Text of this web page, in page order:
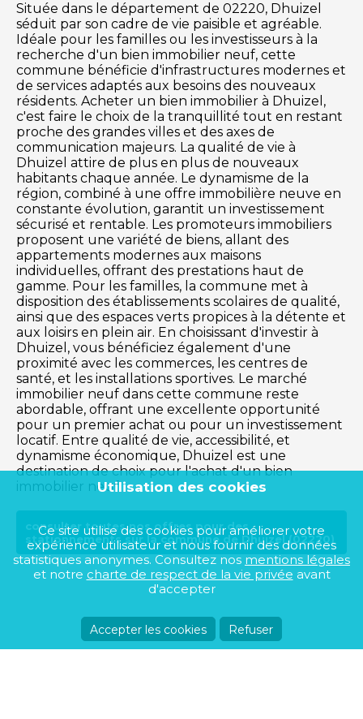
Située dans le département de 02220, Dhuizel
séduit par son cadre de vie paisible et agréable.
Idéale pour les familles ou les investisseurs à la
recherche d'un bien immobilier neuf, cette
commune bénéficie d'infrastructures modernes et
de services adaptés aux besoins des nouveaux
résidents. Acheter un bien immobilier à Dhuizel,
c'est faire le choix de la tranquillité tout en restant
proche des grandes villes et des axes de
communication majeurs. La qualité de vie à
Dhuizel attire de plus en plus de nouveaux
habitants chaque année. Le dynamisme de la
région, combiné à une offre immobilière neuve en
constante évolution, garantit un investissement
sécurisé et rentable. Les promoteurs immobiliers
proposent une variété de biens, allant des
appartements modernes aux maisons
individuelles, offrant des prestations haut de
gamme. Pour les familles, la commune met à
disposition des établissements scolaires de qualité,
ainsi que des espaces verts propices à la détente et
aux loisirs en plein air. En choisissant d'investir à
Dhuizel, vous bénéficiez également d'une
proximité avec les commerces, les centres de
santé, et les installations sportives. Le marché
immobilier neuf dans cette commune reste
abordable, offrant une excellente opportunité
pour un premier achat ou pour un investissement
locatif. Entre qualité de vie, accessibilité, et
dynamisme économique, Dhuizel est une
destination de choix pour l'achat d'un bien
immobilier neuf.
consulter toutes nos offres pour des
stationnements sur la commune de Dhuizel (02220)
Utilisation des cookies
Ce site utilise des cookies pour améliorer votre
expérience utilisateur et nous fournir des données
statistiques anonymes. Consultez nosmentions légales
et notre charte de respect de la vie privée avant
d'accepter
Accepter les cookies Refuser